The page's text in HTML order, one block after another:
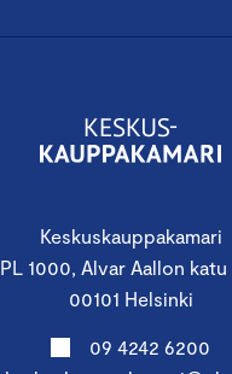
Keskuskauppakamari
PL 1000, Alvar Aallon katu
00101 Helsinki
09 4242 6200